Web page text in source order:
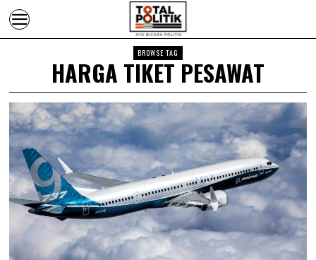
BROWSE TAG
HARGA TIKET PESAWAT